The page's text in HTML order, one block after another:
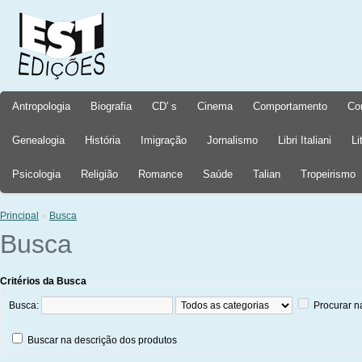
Antropologia Biografia CD' s Cinema Comportamento
Genealogia História Imigração Jornalismo Libri Italiani
Psicologia Religião Romance Saúde Talian Tropeirismo
Principal » Busca
Busca
Critérios da Busca
Busca: Procurar
Buscar na descrição dos produtos